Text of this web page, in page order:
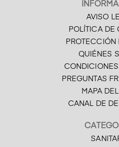
AVISO
POLÍTICA DE
PROTECCIÓN
QUIÉNES
PREGUNTAS
MAPA
CANAL DE